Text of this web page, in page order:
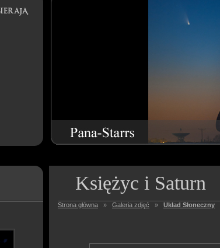
Księżyc i Saturn
Strona główna » Galeria zdjęć » Układ Słoneczny